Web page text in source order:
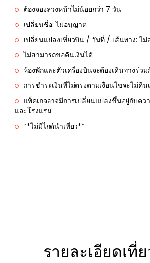
ต้องจองล่วงหน้าไม่น้อยกว่า 7 วัน
เปลี่ยนชื่อ: ไม่อนุญาต
เปลี่ยนแปลงเที่ยวบิน / วันที่ / เส้นทาง: ไ
ไม่สามารถขอคืนเงินได้
ห้องพักและตั๋วเครื่องบินจะต้องเดินทางร่ว
การชำระเงินที่ไม่ตรงตามเงื่อนไขจะไม่คื
แพ็คเกจอาจมีการเปลี่ยนแปลงขึ้นอยู่กับคว
และโรงแรม
**ไม่มีไกด์นำเที่ยว**
รายละเอียดเที่